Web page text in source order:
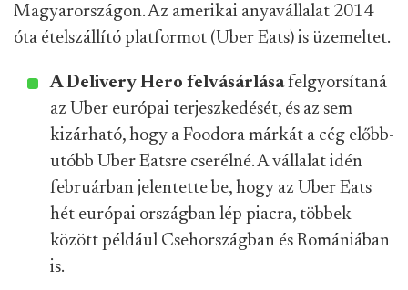
Magyarországon. Az amerikai anyavállalat 2014
óta ételszállító platformot (Uber Eats) is üzemeltet.
A Delivery Hero felvásárlásafelgyorsítaná
az Uber európai terjeszkedését, és az sem
kizárható, hogy a Foodora márkát a cég előbb-
utóbb Uber Eatsre cserélné. A vállalat idén
februárban jelentette be, hogy az Uber Eats
hét európai országban lép piacra, többek
között például Csehországban és Romániában
is.